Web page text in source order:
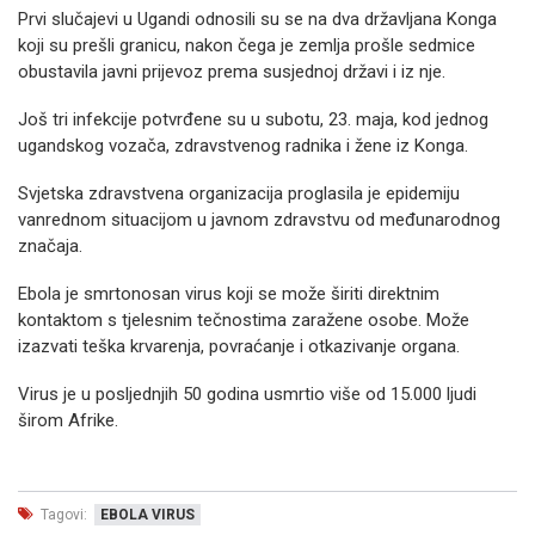
Prvi slučajevi u Ugandi odnosili su se na dva državljana Konga
koji su prešli granicu, nakon čega je zemlja prošle sedmice
obustavila javni prijevoz prema susjednoj državi i iz nje.
Još tri infekcije potvrđene su u subotu, 23. maja, kod jednog
ugandskog vozača, zdravstvenog radnika i žene iz Konga.
Svjetska zdravstvena organizacija proglasila je epidemiju
vanrednom situacijom u javnom zdravstvu od međunarodnog
značaja.
Ebola je smrtonosan virus koji se može širiti direktnim
kontaktom s tjelesnim tečnostima zaražene osobe. Može
izazvati teška krvarenja, povraćanje i otkazivanje organa.
Virus je u posljednjih 50 godina usmrtio više od 15.000 ljudi
širom Afrike.
Tagovi: EBOLA VIRUS